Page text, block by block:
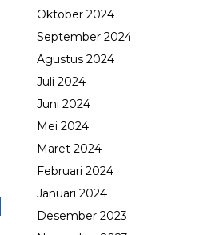
Oktober 2024
September 2024
Agustus 2024
Juli 2024
Juni 2024
Mei 2024
Maret 2024
Februari 2024
Januari 2024
Desember 2023